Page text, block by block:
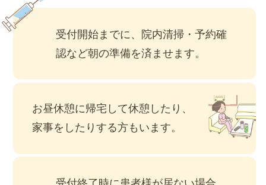
受付開始までに、院内清掃・予約確
認など朝の準備を済ませます。
お昼休憩に帰宅して休憩したり、
家事をしたりする方もいます。